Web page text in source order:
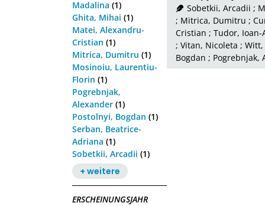
Madalina (1)
Ghita, Mihai (1)
Matei, Alexandru-
Cristian (1)
Mitrica, Dumitru (1)
Mosinoiu, Laurentiu-
Florin (1)
Pogrebnjak,
Alexander (1)
Postolnyi, Bogdan (1)
Serban, Beatrice-
Adriana (1)
Sobetkii, Arcadii (1)
+ weitere
ERSCHEINUNGSJAHR
Sobetkii, Arcadii ;
; Mitrica, Dumitru ;
Cristian ; Tudor, Ioan-
; Vitan, Nicoleta ; Witt,
Bogdan ; Pogrebnjak,